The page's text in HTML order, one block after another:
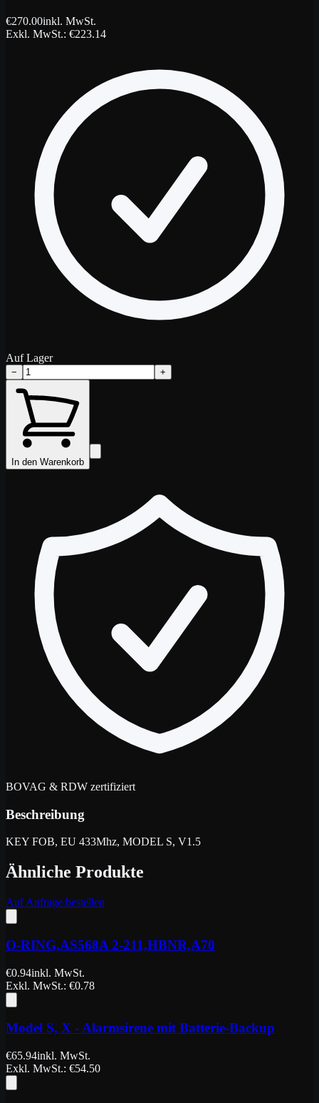
€270.00inkl. MwSt.
Exkl. MwSt.: €223.14
Auf Lager
− +
In den Warenkorb
BOVAG & RDW zertifiziert
Beschreibung
KEY FOB, EU 433Mhz, MODEL S, V1.5
Ähnliche Produkte
Auf Anfrage bestellen
O-RING,AS568A 2-211,HBNR,A70
€0.94inkl. MwSt.
Exkl. MwSt.: €0.78
Model S, X - Alarmsirene mit Batterie-Backup
€65.94inkl. MwSt.
Exkl. MwSt.: €54.50